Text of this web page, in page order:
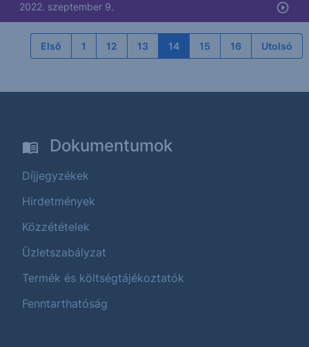
2022. szeptember 9.
Első 1 12 13 14 15 16 Utolsó
Dokumentumok
Díjjegyzékek
Hirdetmények
Közzétételek
Üzletszabályzat
Termék és költségtájékoztatók
Fenntarthatóság